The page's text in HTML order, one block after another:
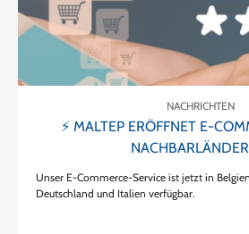
NACHRICHTEN
⚡ MALTEP ERÖFFNET E-
Unser E-Commerce-Service ist jetzt in
Deutschland und Italien verfügbar.